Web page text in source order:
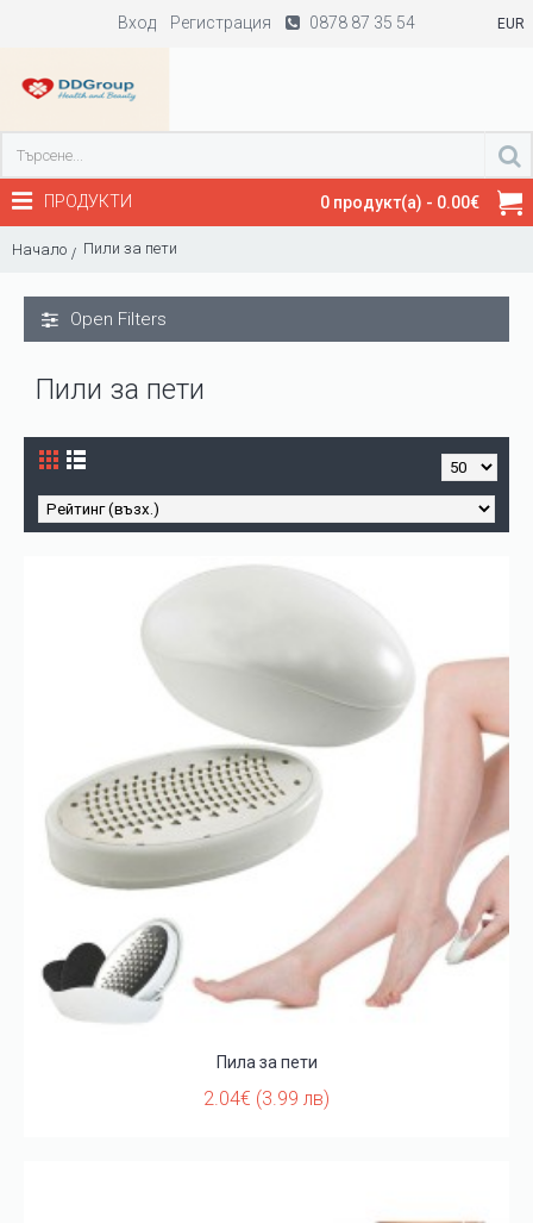
Вход Регистрация 0878 87 35 54 EUR
0 продукт(а) - 0.00€
ПРОДУКТИ
Начало Пили за пети
Open Filters
Пили за пети
Пила за пети
2.04€ (3.99 лв)